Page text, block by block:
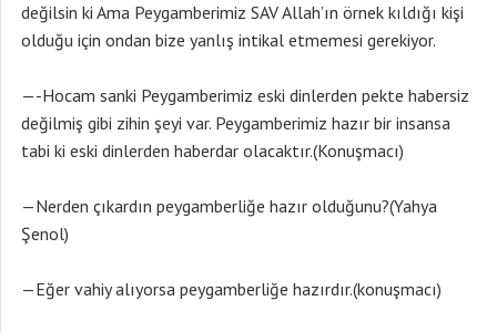
değilsin ki Ama Peygamberimiz SAV Allah’ın örnek kıldığı kişi
olduğu için ondan bize yanlış intikal etmemesi gerekiyor.
—-Hocam sanki Peygamberimiz eski dinlerden pekte habersiz
değilmiş gibi zihin şeyi var. Peygamberimiz hazır bir insansa
tabi ki eski dinlerden haberdar olacaktır.(Konuşmacı)
—Nerden çıkardın peygamberliğe hazır olduğunu?(Yahya
Şenol)
—Eğer vahiy alıyorsa peygamberliğe hazırdır.(konuşmacı)